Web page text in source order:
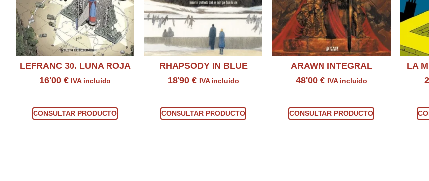
LEFRANC 30. LUNA ROJA
16'00 € IVA incluído
CONSULTAR PRODUCTO
RHAPSODY IN BLUE
18'90 € IVA incluído
CONSULTAR PRODUCTO
ARAWN INTEGRAL
48'00 € IVA incluído
CONSULTAR PRODUCTO
LA